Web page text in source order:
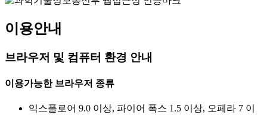
이용안내
브라우저 및 컴퓨터 환경 안내
이용가능한 브라우저 종류
익스플로어 9.0 이상, 파이어 폭스 1.5 이상, 오페라 7 이